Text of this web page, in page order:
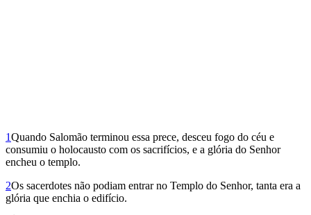
1Quando Salomão terminou essa prece, desceu fogo do céu e
consumiu o holocausto com os sacrifícios, e a glória do Senhor
encheu o templo.
2Os sacerdotes não podiam entrar no Templo do Senhor, tanta era a
glória que enchia o edifício.